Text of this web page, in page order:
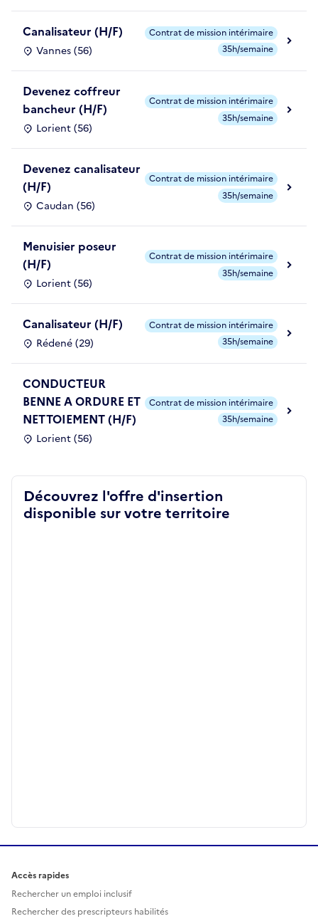
Canalisateur (H/F)
Vannes (56)
Contrat de mission intérimaire
35h/semaine
Devenez coffreur
bancheur (H/F)
Lorient (56)
Contrat de mission intérimaire
35h/semaine
Devenez canalisateur
(H/F)
Caudan (56)
Contrat de mission intérimaire
35h/semaine
Menuisier poseur
(H/F)
Lorient (56)
Contrat de mission intérimaire
35h/semaine
Canalisateur (H/F)
Rédené (29)
Contrat de mission intérimaire
35h/semaine
CONDUCTEUR
BENNE A ORDURE ET
NETTOIEMENT (H/F)
Lorient (56)
Contrat de mission intérimaire
35h/semaine
Découvrez l'offre d'insertion
disponible sur votre territoire
Accès rapides
Rechercher un emploi inclusif
Rechercher des prescripteurs habilités